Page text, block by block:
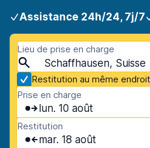
Assistance 24h/24, 7j/7
Lieu de prise en charge
Schaffhausen, Suisse
Restitution au même endroit
Prise en charge
lun. 10 août
Restitution
mar. 18 août